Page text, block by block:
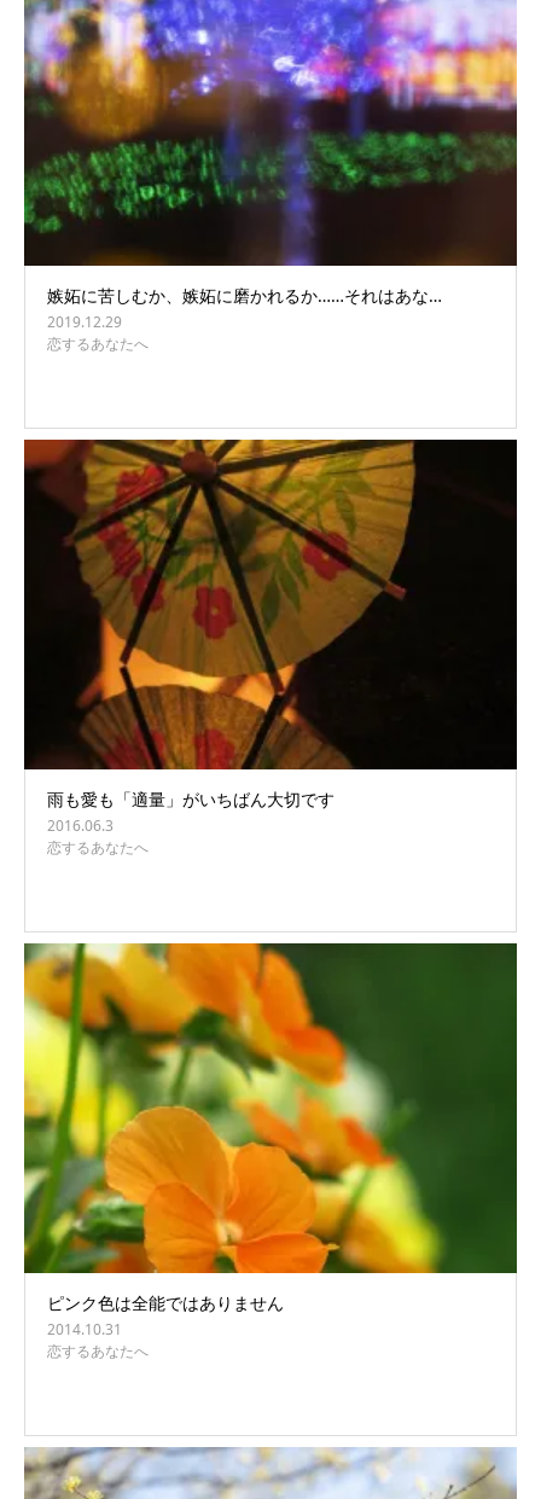
嫉妬に苦しむか、嫉妬に磨かれるか……それはあな…
2019.12.29
恋するあなたへ
雨も愛も「適量」がいちばん大切です
2016.06.3
恋するあなたへ
ピンク色は全能ではありません
2014.10.31
恋するあなたへ